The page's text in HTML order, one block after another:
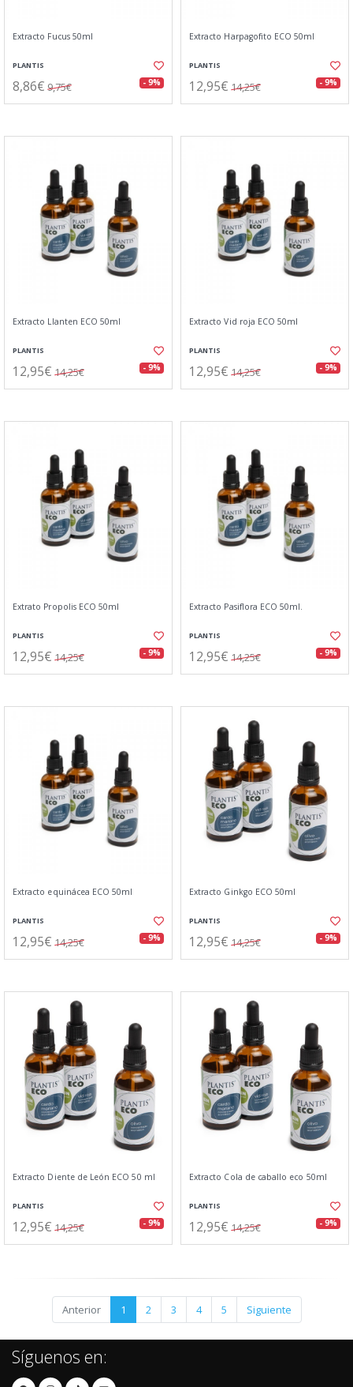
Extracto Fucus 50ml
PLANTIS
8,86€ 9,75€ - 9%
Extracto Harpagofito ECO 50ml
PLANTIS
12,95€ 14,25€ - 9%
Extracto Llanten ECO 50ml
PLANTIS
12,95€ 14,25€ - 9%
Extracto Vid roja ECO 50ml
PLANTIS
12,95€ 14,25€ - 9%
Extrato Propolis ECO 50ml
PLANTIS
12,95€ 14,25€ - 9%
Extracto Pasiflora ECO 50ml.
PLANTIS
12,95€ 14,25€ - 9%
Extracto equinácea ECO 50ml
PLANTIS
12,95€ 14,25€ - 9%
Extracto Ginkgo ECO 50ml
PLANTIS
12,95€ 14,25€ - 9%
Extracto Diente de León ECO 50 ml
PLANTIS
12,95€ 14,25€ - 9%
Extracto Cola de caballo eco 50ml
PLANTIS
12,95€ 14,25€ - 9%
Anterior 1 2 3 4 5 Siguiente
Síguenos en: